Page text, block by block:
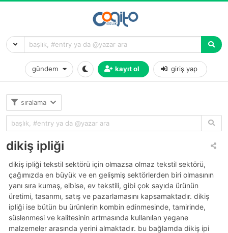
gündem kayıt ol giriş yap
sıralama
dikiş ipliği
dikiş i̇pliği tekstil sektörü için olmazsa olmaz tekstil sektörü,
çağımızda en büyük ve en gelişmiş sektörlerden biri olmasının
yanı sıra kumaş, elbise, ev tekstili, gibi çok sayıda ürünün
üretimi, tasarımı, satış ve pazarlamasını kapsamaktadır. dikiş
ipliği ise bütün bu ürünlerin kombin edinmesinde, tamirinde,
süslenmesi ve kalitesinin artmasında kullanılan yegane
malzemeler arasında yerini almaktadır. bu bağlamda dikiş ipi